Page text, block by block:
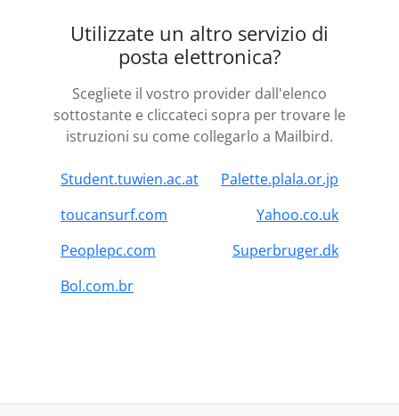
Utilizzate un altro servizio di
posta elettronica?
Scegliete il vostro provider dall'elenco
sottostante e cliccateci sopra per trovare le
istruzioni su come collegarlo a Mailbird.
Student.tuwien.ac.at
Palette.plala.or.jp
toucansurf.com
Yahoo.co.uk
Peoplepc.com
Superbruger.dk
Bol.com.br